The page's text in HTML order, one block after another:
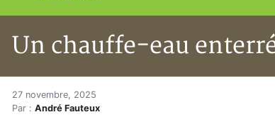
Un chauffe-eau
Accueil
Articles
Un chauffe-eau
27 novembre, 2025
Par : André Fauteux